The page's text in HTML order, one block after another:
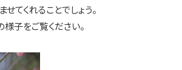
てくれることでしょう。
子をご覧ください。